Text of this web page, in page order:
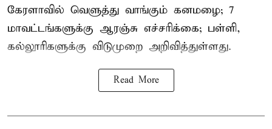
கேரளாவில் வெளுத்து வாங்கும் கனமழை; 7
மாவட்டங்களுக்கு ஆரஞ்சு எச்சரிக்கை; பள்ளி,
கல்லூரிகளுக்கு விடுமுறை அறிவித்துள்ளது.
Read More